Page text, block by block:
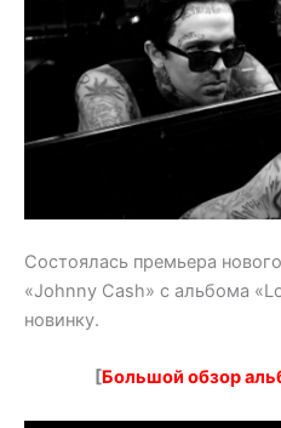
Состоялась премьера
«Johnny Cash» с альбома
новинку.
[Большой обзор